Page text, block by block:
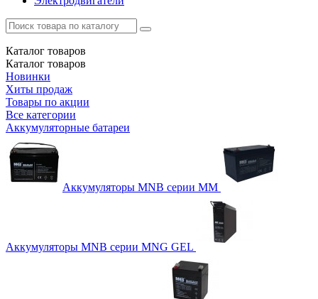
Каталог товаров
Каталог товаров
Новинки
Хиты продаж
Товары по акции
Все категории
Аккумуляторные батареи
Аккумуляторы MNB серии MM
Аккумуляторы MNB серии MNG GEL